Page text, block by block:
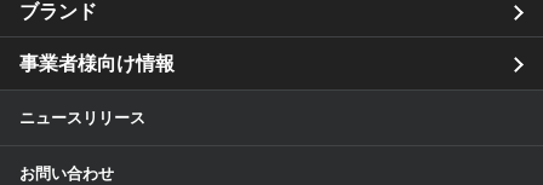
ブランド
事業者様向け情報
ニュースリリース
お問い合わせ